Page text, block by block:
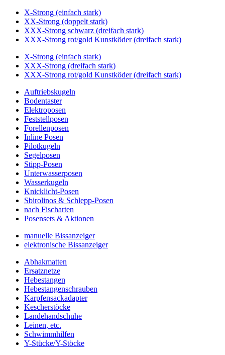
X-Strong (einfach stark)
XX-Strong (doppelt stark)
XXX-Strong schwarz (dreifach stark)
XXX-Strong rot/gold Kunstköder (dreifach stark)
X-Strong (einfach stark)
XXX-Strong (dreifach stark)
XXX-Strong rot/gold Kunstköder (dreifach stark)
Auftriebskugeln
Bodentaster
Elektroposen
Feststellposen
Forellenposen
Inline Posen
Pilotkugeln
Segelposen
Stipp-Posen
Unterwasserposen
Wasserkugeln
Knicklicht-Posen
Sbirolinos & Schlepp-Posen
nach Fischarten
Posensets & Aktionen
manuelle Bissanzeiger
elektronische Bissanzeiger
Abhakmatten
Ersatznetze
Hebestangen
Hebestangenschrauben
Karpfensackadapter
Kescherstöcke
Landehandschuhe
Leinen, etc.
Schwimmhilfen
Y-Stücke/Y-Stöcke